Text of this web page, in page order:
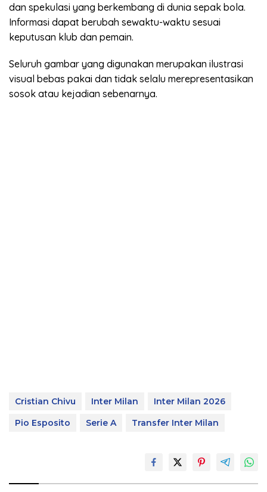
dan spekulasi yang berkembang di dunia sepak bola.
Informasi dapat berubah sewaktu-waktu sesuai
keputusan klub dan pemain.
Seluruh gambar yang digunakan merupakan ilustrasi
visual bebas pakai dan tidak selalu merepresentasikan
sosok atau kejadian sebenarnya.
Cristian Chivu Inter Milan
Inter Milan 2026
Pio Esposito
Serie A Transfer Inter Milan